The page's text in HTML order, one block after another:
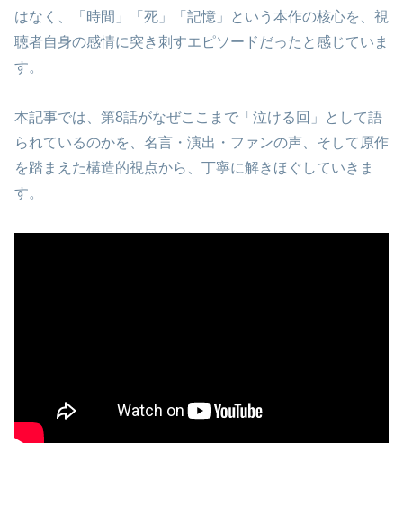
はなく、「時間」「死」「記憶」という本作の核心を、視
聴者自身の感情に突き刺すエピソードだったと感じていま
す。
本記事では、第8話がなぜここまで「泣ける回」として語
られているのかを、名言・演出・ファンの声、そして原作
を踏まえた構造的視点から、丁寧に解きほぐしていきま
す。